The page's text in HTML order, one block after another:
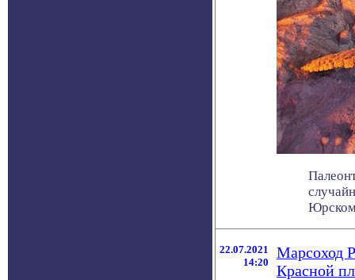
22.07.2021
14:20
Марсоход
Красной